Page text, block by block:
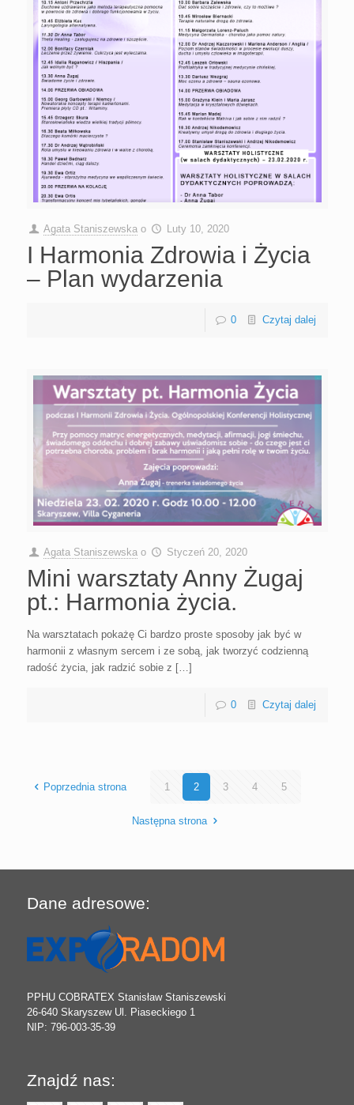
Agata Staniszewska o Luty 10, 2020
I Harmonia Zdrowia i Życia
– Plan wydarzenia
0 Czytaj dalej
Agata Staniszewska o Styczeń 20, 2020
Mini warsztaty Anny Żugaj
pt.: Harmonia życia.
Na warsztatach pokażę Ci bardzo proste sposoby jak być w
harmonii z własnym sercem i ze sobą, jak tworzyć codzienną
radość życia, jak radzić sobie z […]
0 Czytaj dalej
Poprzednia strona 1 2 3 4 5
Następna strona
Dane adresowe:
PPHU COBRATEX Stanisław Staniszewski
26-640 Skaryszew Ul. Piaseckiego 1
NIP: 796-003-35-39
Znajdź nas: